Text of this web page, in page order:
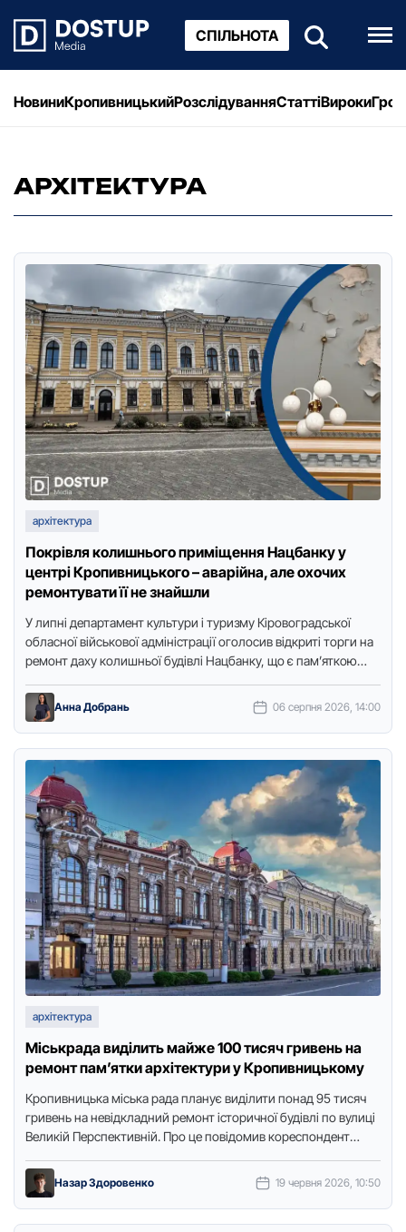
СПІЛЬНОТА
НовиниКропивницькийРозслідуванняСтаттіВироки
АРХІТЕКТУРА
архітектура
Покрівля колишнього приміщення Нацбанку у
центрі Кропивницького – аварійна, але охочих
ремонтувати її не знайшли
У липні департамент культури і туризму Кіровоградської
обласної військової адміністрації оголосив відкриті торги на
ремонт даху колишньої будівлі Нацбанку, що є пам’яткою
Анна Добрань 06 серпня 2026, 14:00
архітектура
Міськрада виділить майже 100 тисяч гривень на
ремонт пам’ятки архітектури у Кропивницькому
Кропивницька міська рада планує виділити понад 95 тисяч
гривень на невідкладний ремонт історичної будівлі по вулиці
Великій Перспективній. Про це повідомив кореспондент
Назар Здоровенко 19 червня 2026, 10:50